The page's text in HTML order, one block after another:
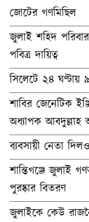
জোটের গণমিছিল
জুলাই শহিদ
পবিত্র দায়িত্ব
সিলেটে ২৪ ঘণ্টায়
শাবির জেনেটিক
অধ্যাপক
ব্যবসায়ী নেতা
শান্তিগঞ্জে জুলাই
পুরষ্কার বিতরণ
জুলাইকে কেউ